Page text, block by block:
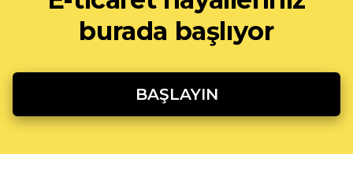
burada başlıyor
BAŞLAYIN